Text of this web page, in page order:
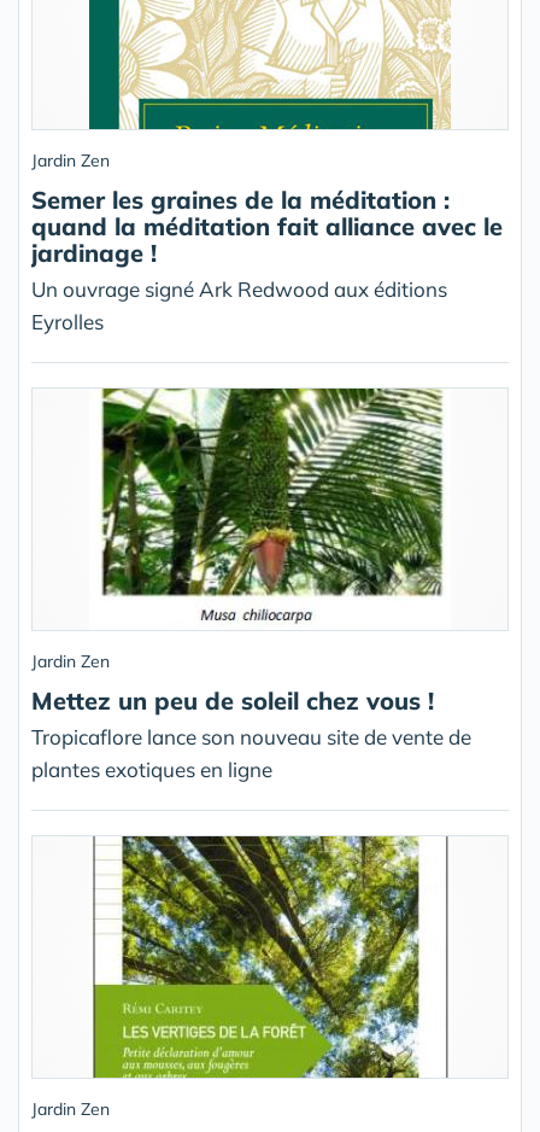
Jardin Zen
Semer les graines de la méditation :
quand la méditation fait alliance avec le
jardinage !
Un ouvrage signé Ark Redwood aux éditions
Eyrolles
Jardin Zen
Mettez un peu de soleil chez vous !
Tropicaflore lance son nouveau site de vente de
plantes exotiques en ligne
Jardin Zen